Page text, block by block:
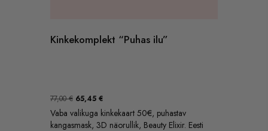
Kinkekomplekt “Puhas ilu”
77,00€ Algne
hind
oli:
77,00 €.
65,45 €
hind
on:
65,45 €.
Vaba valikuga kinkekaart 50€, puhastav
kangasmask, 3D näorullik, Beauty Elixir. Eesti